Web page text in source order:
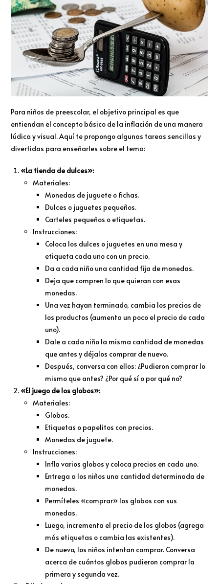
Para niños de preescolar, el objetivo principal es que
entiendan el concepto básico de la inflación de una manera
lúdica y visual. Aquí te propongo algunas tareas sencillas y
divertidas para enseñarles sobre el tema:
«La tienda de dulces»:
Materiales:
Monedas de juguete o fichas.
Dulces o juguetes pequeños.
Carteles pequeños o etiquetas.
Instrucciones:
Coloca los dulces o juguetes en una mesa y
etiqueta cada uno con un precio.
Da a cada niño una cantidad fija de monedas.
Deja que compren lo que quieran con esas
monedas.
Una vez hayan terminado, cambia los precios de
los productos (aumenta un poco el precio de cada
uno).
Dale a cada niño la misma cantidad de monedas
que antes y déjalos comprar de nuevo.
Después, conversa con ellos: ¿Pudieron comprar lo
mismo que antes? ¿Por qué sí o por qué no?
«El juego de los globos»:
Materiales:
Globos.
Etiquetas o papelitos con precios.
Monedas de juguete.
Instrucciones:
Infla varios globos y coloca precios en cada uno.
Entrega a los niños una cantidad determinada de
monedas.
Permíteles «comprar» los globos con sus
monedas.
Luego, incrementa el precio de los globos (agrega
más etiquetas o cambia las existentes).
De nuevo, los niños intentan comprar. Conversa
acerca de cuántos globos pudieron comprar la
primera y segunda vez.